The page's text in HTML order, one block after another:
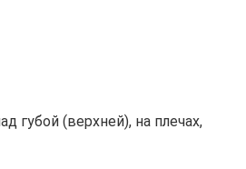
губой (верхней), на плечах,